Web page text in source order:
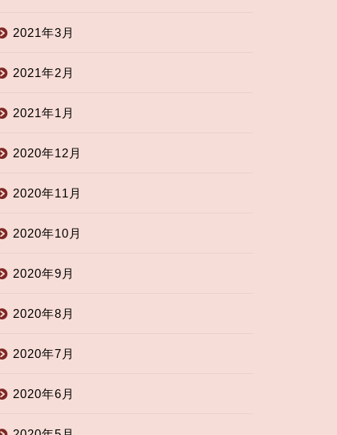
2021年3月
2021年2月
2021年1月
2020年12月
2020年11月
2020年10月
2020年9月
2020年8月
2020年7月
2020年6月